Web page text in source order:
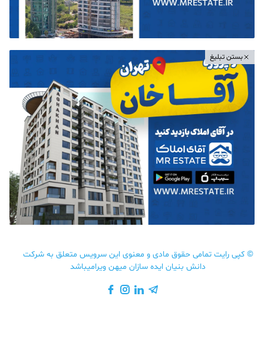
بستن تبلیغ
© کپی رایت تمامی حقوق مادی و معنوی این سرویس متعلق به شرکت
دانش بنیان ایده سازان میهن ویرامیباشد